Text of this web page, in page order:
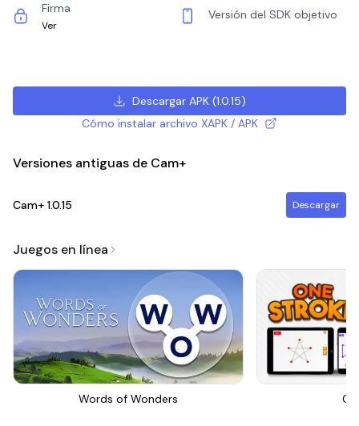
Firma
Ver
Versión del SDK objetivo
Descargar APK(1.0.15)
Cómo instalar archivo XAPK / APK
Versiones antiguas de Cam+
Cam+ 1.0.15 Descargar
Juegos en línea
Words of Wonders